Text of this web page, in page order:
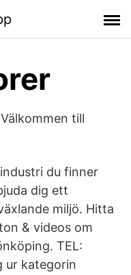
till
du finner
dig ett
miljö. Hitta
& videos om
TEL:
ur kategorin